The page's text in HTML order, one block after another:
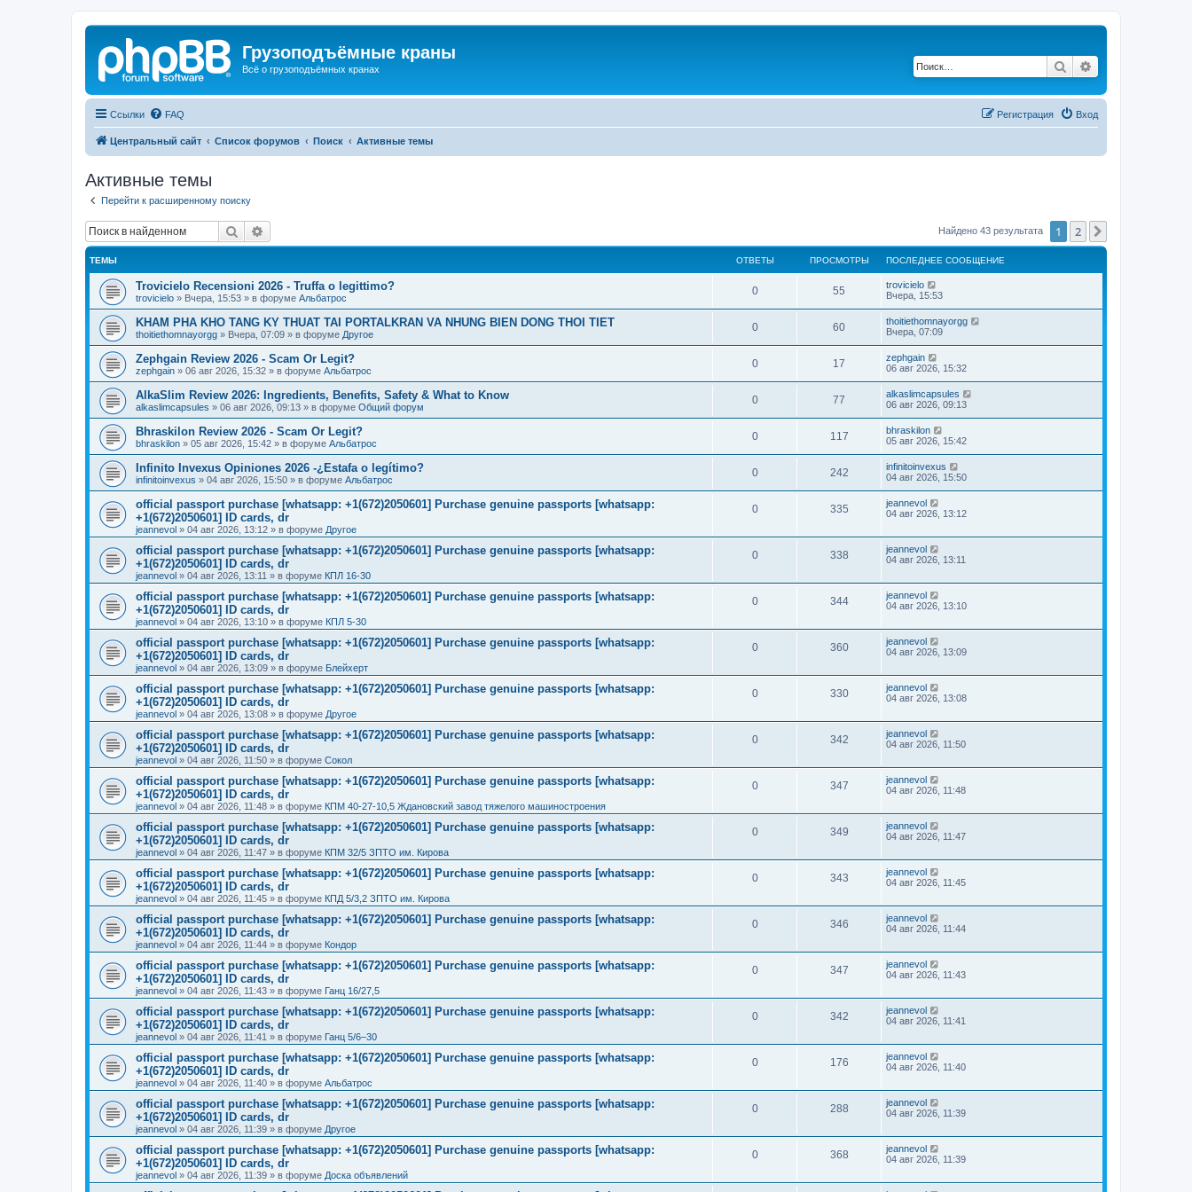
Грузоподъёмные краны
Всё о грузоподъёмных кранах Поиск
Ссылки FAQ Вход
Регистрация
Центральный сайт Список форумов Поиск Активные темы
Активные темы
Перейти к расширенному поиску
Поиск Найдено 43 результата 1 2
ТЕМЫ ОТВЕТЫ ПРОСМОТРЫ ПОСЛЕДНЕЕ СООБЩЕНИЕ
Trovicielo Recensioni 2026 - Truffa o legittimo?
trovicielo » Вчера, 15:53 » в форуме Альбатрос
0 55
trovicielo
Вчера, 15:53
KHAM PHA KHO TANG KY THUAT TAI PORTALKRAN VA NHUNG BIEN DONG THOI TIET
thoitiethomnayorgg » Вчера, 07:09 » в форуме Другое
0 60
thoitiethomnayorgg
Вчера, 07:09
Zephgain Review 2026 - Scam Or Legit?
zephgain » 06 авг 2026, 15:32 » в форуме Альбатрос
0 17
zephgain
06 авг 2026, 15:32
AlkaSlim Review 2026: Ingredients, Benefits, Safety & What to Know
alkaslimcapsules » 06 авг 2026, 09:13 » в форуме Общий форум
0 77
alkaslimcapsules
06 авг 2026, 09:13
Bhraskilon Review 2026 - Scam Or Legit?
bhraskilon » 05 авг 2026, 15:42 » в форуме Альбатрос
0 117
bhraskilon
05 авг 2026, 15:42
Infinito Invexus Opiniones 2026 -¿Estafa o legítimo?
infinitoinvexus » 04 авг 2026, 15:50 » в форуме Альбатрос
0 242
infinitoinvexus
04 авг 2026, 15:50
official passport purchase [whatsapp: +1(672)2050601] Purchase genuine passports [whatsapp:
+1(672)2050601] ID cards, dr
jeannevol » 04 авг 2026, 13:12 » в форуме Другое
0 335
jeannevol
04 авг 2026, 13:12
official passport purchase [whatsapp: +1(672)2050601] Purchase genuine passports [whatsapp:
+1(672)2050601] ID cards, dr
jeannevol » 04 авг 2026, 13:11 » в форуме КПЛ 16-30
0 338
jeannevol
04 авг 2026, 13:11
official passport purchase [whatsapp: +1(672)2050601] Purchase genuine passports [whatsapp:
+1(672)2050601] ID cards, dr
jeannevol » 04 авг 2026, 13:10 » в форуме КПЛ 5-30
0 344
jeannevol
04 авг 2026, 13:10
official passport purchase [whatsapp: +1(672)2050601] Purchase genuine passports [whatsapp:
+1(672)2050601] ID cards, dr
jeannevol » 04 авг 2026, 13:09 » в форуме Блейхерт
0 360
jeannevol
04 авг 2026, 13:09
official passport purchase [whatsapp: +1(672)2050601] Purchase genuine passports [whatsapp:
+1(672)2050601] ID cards, dr
jeannevol » 04 авг 2026, 13:08 » в форуме Другое
0 330
jeannevol
04 авг 2026, 13:08
official passport purchase [whatsapp: +1(672)2050601] Purchase genuine passports [whatsapp:
+1(672)2050601] ID cards, dr
jeannevol » 04 авг 2026, 11:50 » в форуме Сокол
0 342
jeannevol
04 авг 2026, 11:50
official passport purchase [whatsapp: +1(672)2050601] Purchase genuine passports [whatsapp:
+1(672)2050601] ID cards, dr
jeannevol » 04 авг 2026, 11:48 » в форуме КПМ 40-27-10,5 Ждановский завод тяжелого машиностроения
0 347
jeannevol
04 авг 2026, 11:48
official passport purchase [whatsapp: +1(672)2050601] Purchase genuine passports [whatsapp:
+1(672)2050601] ID cards, dr
jeannevol » 04 авг 2026, 11:47 » в форуме КПМ 32/5 ЗПТО им. Кирова
0 349
jeannevol
04 авг 2026, 11:47
official passport purchase [whatsapp: +1(672)2050601] Purchase genuine passports [whatsapp:
+1(672)2050601] ID cards, dr
jeannevol » 04 авг 2026, 11:45 » в форуме КПД 5/3,2 ЗПТО им. Кирова
0 343
jeannevol
04 авг 2026, 11:45
official passport purchase [whatsapp: +1(672)2050601] Purchase genuine passports [whatsapp:
+1(672)2050601] ID cards, dr
jeannevol » 04 авг 2026, 11:44 » в форуме Кондор
0 346
jeannevol
04 авг 2026, 11:44
official passport purchase [whatsapp: +1(672)2050601] Purchase genuine passports [whatsapp:
+1(672)2050601] ID cards, dr
jeannevol » 04 авг 2026, 11:43 » в форуме Ганц 16/27,5
0 347
jeannevol
04 авг 2026, 11:43
official passport purchase [whatsapp: +1(672)2050601] Purchase genuine passports [whatsapp:
+1(672)2050601] ID cards, dr
jeannevol » 04 авг 2026, 11:41 » в форуме Ганц 5/6–30
0 342
jeannevol
04 авг 2026, 11:41
official passport purchase [whatsapp: +1(672)2050601] Purchase genuine passports [whatsapp:
+1(672)2050601] ID cards, dr
jeannevol » 04 авг 2026, 11:40 » в форуме Альбатрос
0 176
jeannevol
04 авг 2026, 11:40
official passport purchase [whatsapp: +1(672)2050601] Purchase genuine passports [whatsapp:
+1(672)2050601] ID cards, dr
jeannevol » 04 авг 2026, 11:39 » в форуме Другое
0 288
jeannevol
04 авг 2026, 11:39
official passport purchase [whatsapp: +1(672)2050601] Purchase genuine passports [whatsapp:
+1(672)2050601] ID cards, dr
jeannevol » 04 авг 2026, 11:39 » в форуме Доска объявлений
0 368
jeannevol
04 авг 2026, 11:39